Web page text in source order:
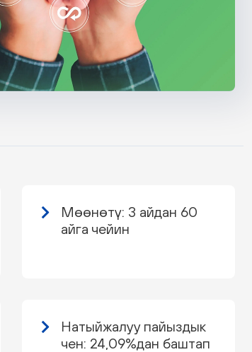
Мөөнөтү: 3 айдан 60
айга чейин
Натыйжалуу пайыздык
чен: 24,09%дан баштап